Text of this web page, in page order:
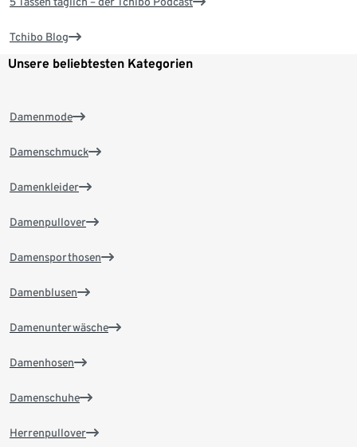
Tchibo Blog
Unsere beliebtesten Kategorien
Damenmode
Damenschmuck
Damenkleider
Damenpullover
Damensporthosen
Damenblusen
Damenunterwäsche
Damenhosen
Damenschuhe
Herrenpullover